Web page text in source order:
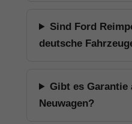
Sind Ford
deutsche
Gibt es Garantie
Neuwagen?